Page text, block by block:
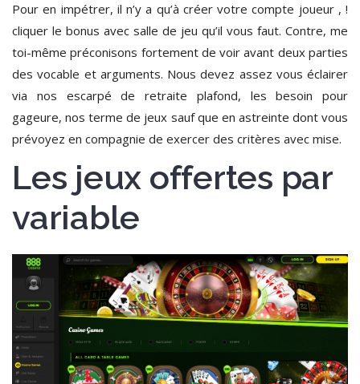
Pour en impétrer, il n’y a qu’à créer votre compte joueur , !
cliquer le bonus avec salle de jeu qu’il vous faut. Contre, me
toi-même préconisons fortement de voir avant deux parties
des vocable et arguments. Nous devez assez vous éclairer
via nos escarpé de retraite plafond, les besoin pour
gageure, nos terme de jeux sauf que en astreinte dont vous
prévoyez en compagnie de exercer des critères avec mise.
Les jeux offertes par
variable